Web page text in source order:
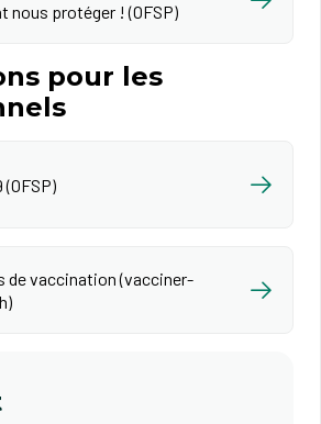
nous protéger ! (OFSP)
pour les
(OFSP)
de vaccination (vacciner-